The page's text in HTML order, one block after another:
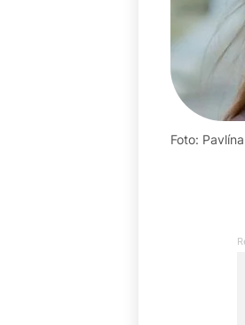
Foto: